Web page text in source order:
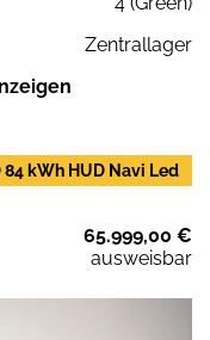
Zentrallager
84 kWh HUD Navi Led
65.999,00 €
ausweisbar